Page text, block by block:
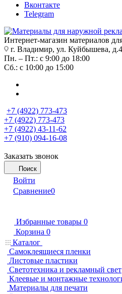
Вконтакте
Telegram
Интернет-магазин материалов
г. Владимир, ул. Куйбышева, д.4
Пн. – Пт.: с 9:00 до 18:00
Сб.: с 10:00 до 15:00
+7 (4922) 773-473
+7 (4922) 773-473
+7 (4922) 43-11-62
+7 (910) 094-16-08
Заказать звонок
Поиск
Войти
Сравнение0
Избранные товары 0
Корзина 0
Каталог
Самоклеящиеся пленки
Листовые пластики
Светотехника и рекламный свет
Клеевые и монтажные
Материалы для печати